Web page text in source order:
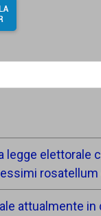
legge elettorale
attualmente